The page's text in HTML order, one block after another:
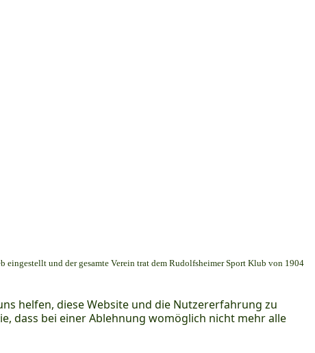
helfen, diese Website und die Nutzererfahrung zu
dass bei einer Ablehnung womöglich nicht mehr alle
eingestellt und der gesamte Verein trat dem Rudolfsheimer Sport Klub von 1904